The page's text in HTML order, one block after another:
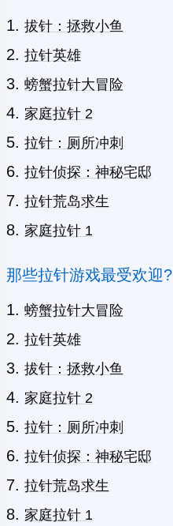
拔针：拯救小鱼
拉针英雄
螃蟹拉针大冒险
家庭拉针 2
拉针：厕所冲刺
拉针侦探：神秘宅邸
拉针荒岛求生
家庭拉针 1
那些拉针游戏最受欢迎?
螃蟹拉针大冒险
拉针英雄
拔针：拯救小鱼
家庭拉针 2
拉针：厕所冲刺
拉针侦探：神秘宅邸
拉针荒岛求生
家庭拉针 1